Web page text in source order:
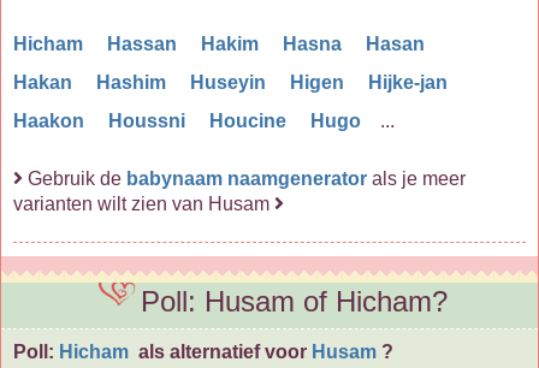
Hicham Hassan Hakim Hasna
Hasan
Hakan
Hashim Huseyin Higen
Hijke-jan
Haakon
Houssni Houcine Hugo ...
Gebruik de babynaam naamgenerator als je meer
varianten wilt zien van Husam
Poll: Husam of Hicham?
Poll: Hicham als alternatief voor Husam ?